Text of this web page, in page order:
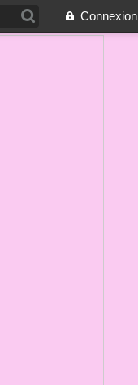
Connexion